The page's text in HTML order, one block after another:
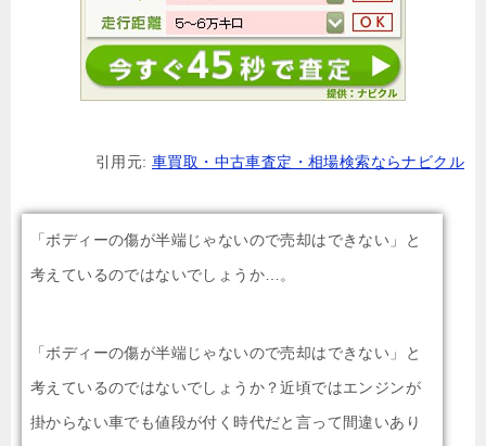
引用元: 車買取・中古車査定・相場検索ならナビクル
「ボディーの傷が半端じゃないので売却はできない」と
考えているのではないでしょうか…。
「ボディーの傷が半端じゃないので売却はできない」と
考えているのではないでしょうか？近頃ではエンジンが
掛からない車でも値段が付く時代だと言って間違いあり